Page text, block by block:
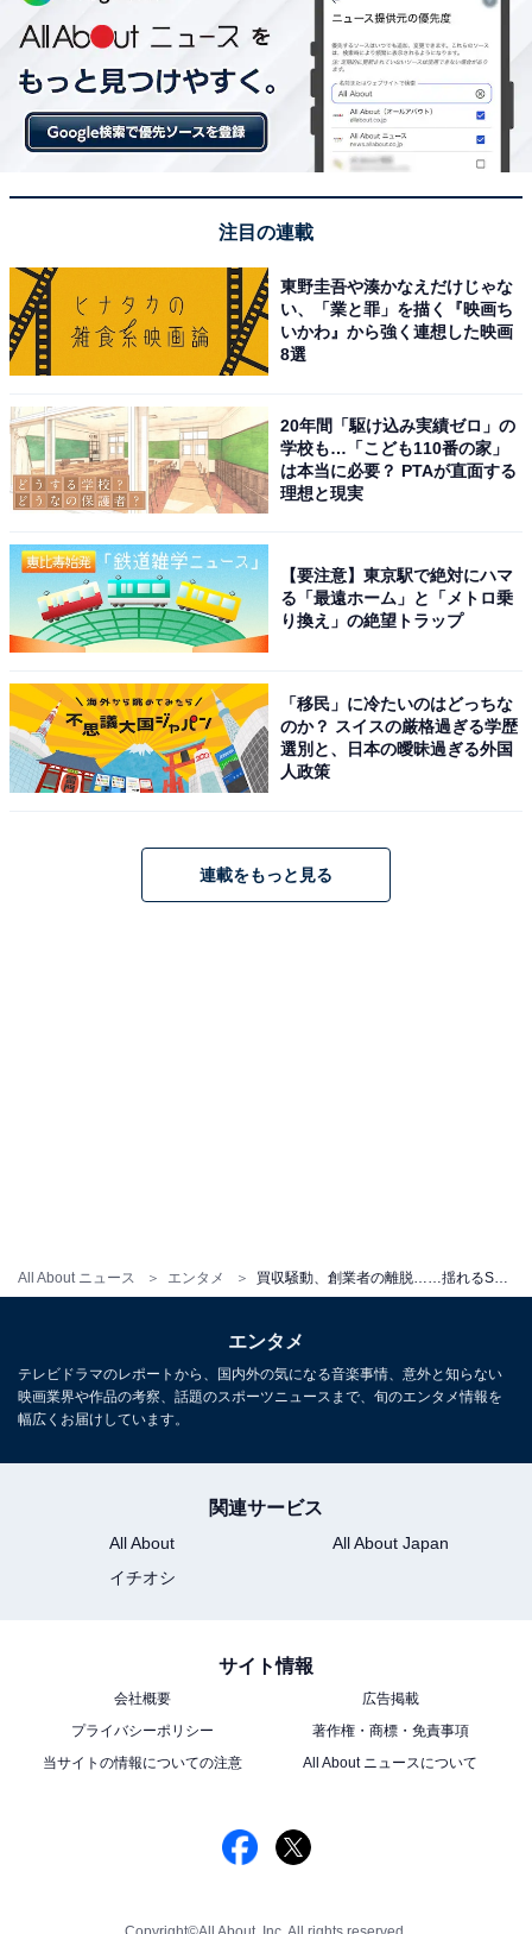
All About ニュース エンタメ
注目の連載
東野圭吾や湊かなえだけじゃな
い、「業と罪」を描く『映画ち
いかわ』から強く連想した映画
8選
20年間「駆け込み実績ゼロ」の
学校も…「こども110番の家」
は本当に必要？ PTAが直面する
理想と現実
【要注意】東京駅で絶対にハマ
る「最遠ホーム」と「メトロ乗
り換え」の絶望トラップ
「移民」に冷たいのはどっちな
のか？ スイスの厳格過ぎる学歴
選別と、日本の曖昧過ぎる外国
人政策
連載をもっと見る
エンタメ
テレビドラマのレポートから、国内外の気になる音楽事情、意外と知らない
映画業界や作品の考察、話題のスポーツニュースまで、旬のエンタメ情報を
幅広くお届けしています。
関連サービス
All About
All About Japan
イチオシ
サイト情報
会社概要
広告掲載
プライバシーポリシー
著作権・商標・免責事項
当サイトの情報についての注意
All About ニュースについて